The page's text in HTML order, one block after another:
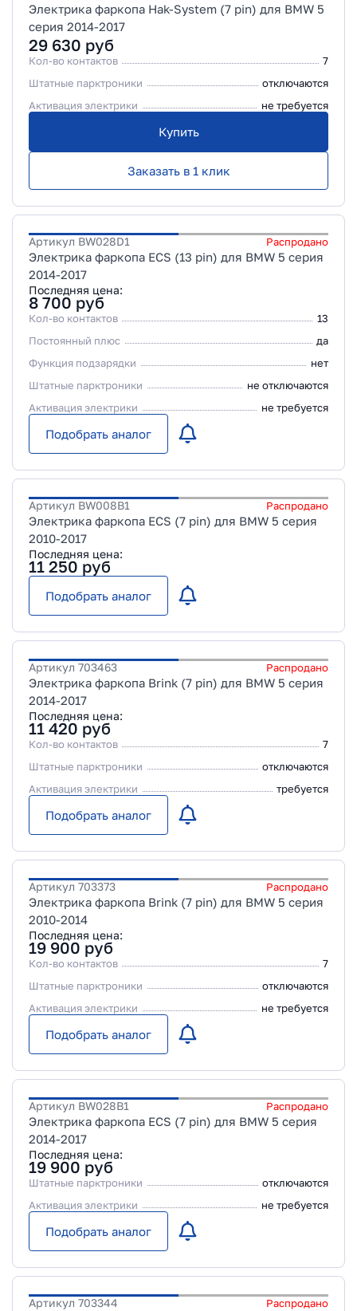
Электрика фаркопа Hak-System (7 pin) для BMW 5
серия 2014-2017
29 630 руб
Кол-во контактов
7
Штатные парктроники
отключаются
Активация электрики
не требуется
Купить
Заказать в 1 клик
Артикул BW028D1 Распродано
Электрика фаркопа ECS (13 pin) для BMW 5 серия
2014-2017
Последняя цена:
8 700 руб
Кол-во контактов
13
Постоянный плюс
да
Функция подзарядки
нет
Штатные парктроники
не отключаются
Активация электрики
не требуется
Подобрать аналог
Артикул BW008B1 Распродано
Электрика фаркопа ECS (7 pin) для BMW 5 серия
2010-2017
Последняя цена:
11 250 руб
Подобрать аналог
Артикул 703463 Распродано
Электрика фаркопа Brink (7 pin) для BMW 5 серия
2014-2017
Последняя цена:
11 420 руб
Кол-во контактов
7
Штатные парктроники
отключаются
Активация электрики
требуется
Подобрать аналог
Артикул 703373 Распродано
Электрика фаркопа Brink (7 pin) для BMW 5 серия
2010-2014
Последняя цена:
19 900 руб
Кол-во контактов
7
Штатные парктроники
отключаются
Активация электрики
не требуется
Подобрать аналог
Артикул BW028B1 Распродано
Электрика фаркопа ECS (7 pin) для BMW 5 серия
2014-2017
Последняя цена:
19 900 руб
Штатные парктроники
отключаются
Активация электрики
не требуется
Подобрать аналог
Артикул 703344 Распродано